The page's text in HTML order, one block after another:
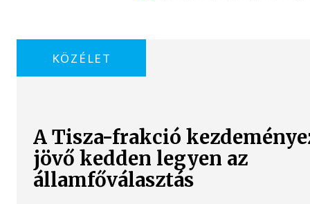
KÖZÉLET
A Tisza-frakció
jövő kedden legyen az
államfőválasztás